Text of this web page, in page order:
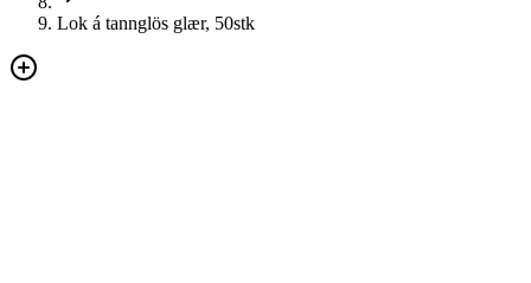
Lok á tannglös glær, 50stk